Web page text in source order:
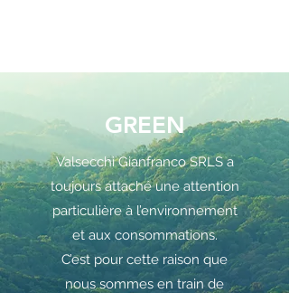
GREEN
Valsecchi Gianfranco SRLS a
toujours attaché une attention
particulière à l’environnement
et aux consommations.
C’est pour cette raison que
nous sommes en train de